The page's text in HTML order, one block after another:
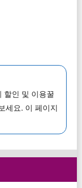
할인 및 이용꿀
세요. 이 페이지